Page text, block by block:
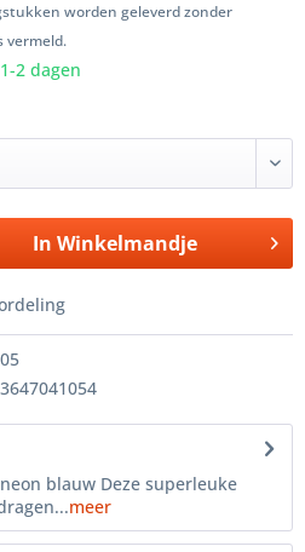
worden geleverd zonder
vermeld.
2 dagen
In Winkelmandje
blauw Deze superleuke
meer